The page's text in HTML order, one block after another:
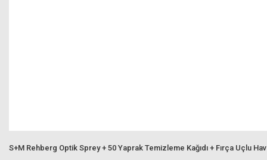
S+M Rehberg Optik Sprey + 50 Yaprak Temizleme Kağıdı + Fırça Uçlu